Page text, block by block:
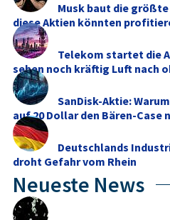
Musk baut die größte
diese Aktien könnten
Telekom startet die
sehen noch kräftig Luft nach
SanDisk-Aktie:
auf 20 Dollar den Bären-Case
Deutschlands
droht Gefahr vom Rhein
Neueste News